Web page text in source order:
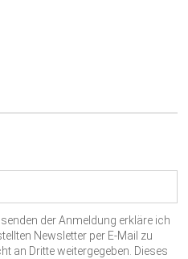
der Anmeldung erkläre ich
Newsletter per E-Mail zu
an Dritte weitergegeben. Dieses